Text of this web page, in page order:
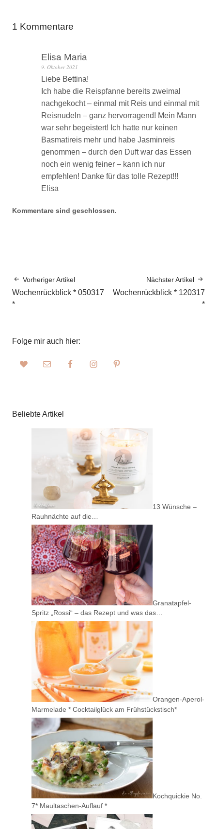
1 Kommentare
Elisa Maria
9. Oktober 2021
Liebe Bettina!
Ich habe die Reispfanne bereits zweimal
nachgekocht – einmal mit Reis und einmal mit
Reisnudeln – ganz hervorragend! Mein Mann
war sehr begeistert! Ich hatte nur keinen
Basmatireis mehr und habe Jasminreis
genommen – durch den Duft war das Essen
noch ein wenig feiner – kann ich nur
empfehlen! Danke für das tolle Rezept!!!
Elisa
Kommentare sind geschlossen.
Vorheriger Artikel
Wochenrückblick * 050317
*
Nächster Artikel
Wochenrückblick * 120317
*
Folge mir auch hier:
Beliebte Artikel
13 Wünsche –
Rauhnächte auf die…
Granatapfel-
Spritz „Rossi“ – das Rezept und was das…
Orangen-Aperol-
Marmelade * Cocktailglück am Frühstückstisch*
Kochquickie No.
7* Maultaschen-Auflauf *